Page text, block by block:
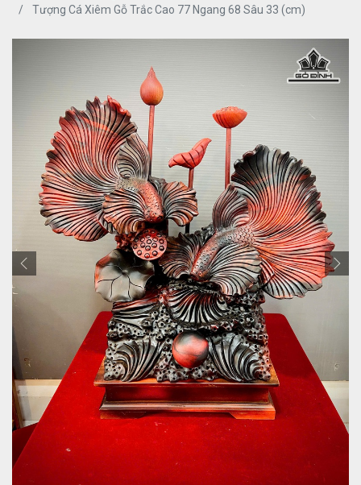
Tượng Cá Xiêm Gỗ Trắc Cao 77 Ngang 68 Sâu 33 (cm)